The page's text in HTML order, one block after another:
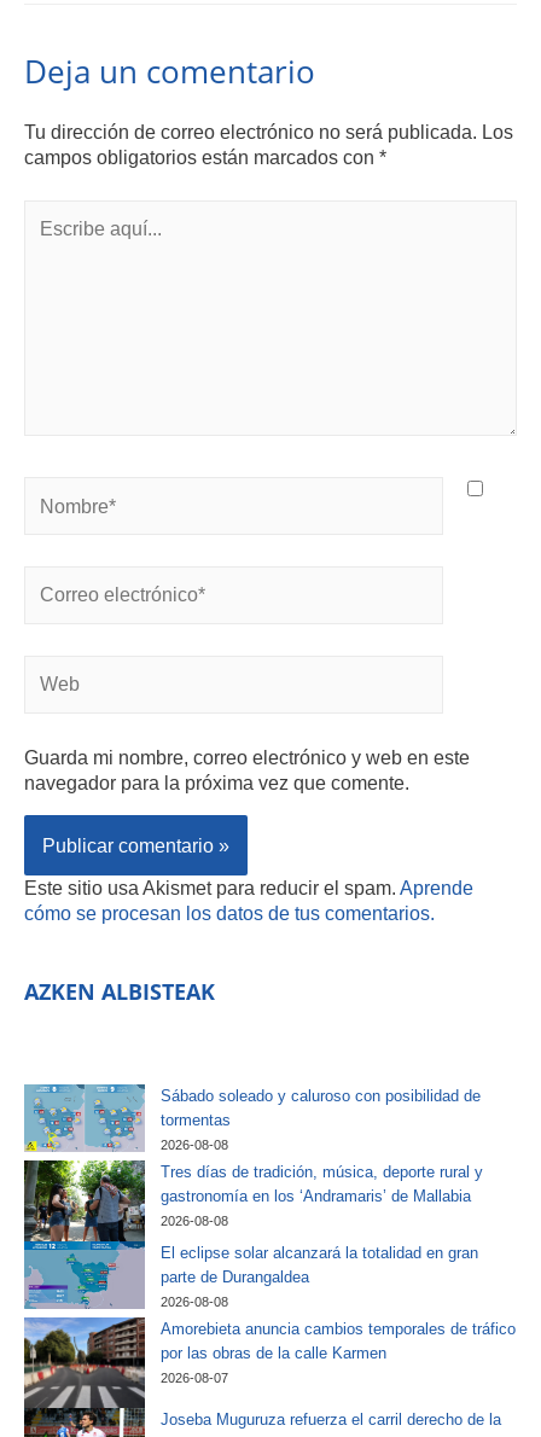
Deja un comentario
Tu dirección de correo electrónico no será publicada. Los
campos obligatorios están marcados con *
Guarda mi nombre, correo electrónico y web en este
navegador para la próxima vez que comente.
Este sitio usa Akismet para reducir el spam. Aprende
cómo se procesan los datos de tus comentarios.
AZKEN ALBISTEAK
Sábado soleado y caluroso con posibilidad de
tormentas
2026-08-08
Tres días de tradición, música, deporte rural y
gastronomía en los ‘Andramaris’ de Mallabia
2026-08-08
El eclipse solar alcanzará la totalidad en gran
parte de Durangaldea
2026-08-08
Amorebieta anuncia cambios temporales de tráfico
por las obras de la calle Karmen
2026-08-07
Joseba Muguruza refuerza el carril derecho de la